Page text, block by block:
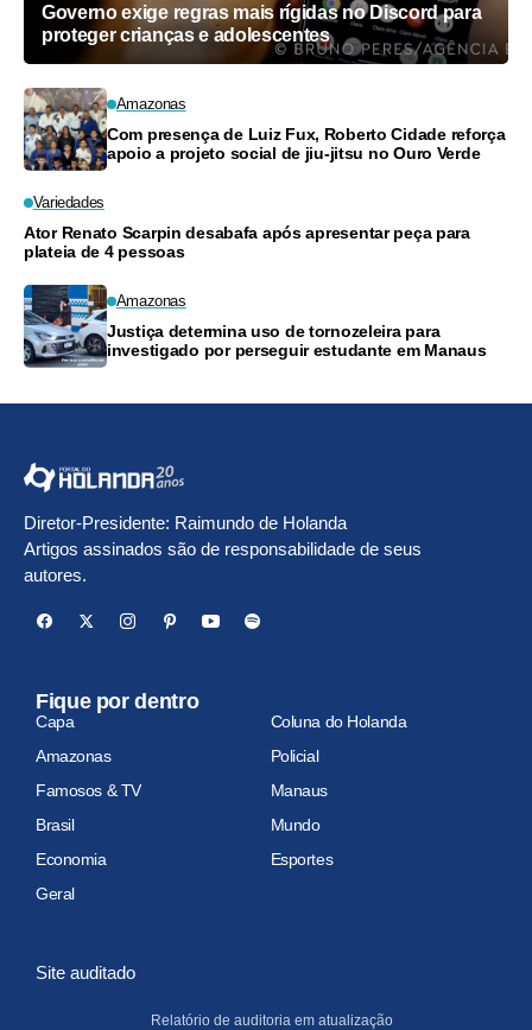
Governo exige regras mais rígidas no Discord para
proteger crianças e adolescentes
Amazonas
Com presença de Luiz Fux, Roberto Cidade reforça
apoio a projeto social de jiu-jitsu no Ouro Verde
Variedades
Ator Renato Scarpin desabafa após apresentar peça para
plateia de 4 pessoas
Amazonas
Justiça determina uso de tornozeleira para
investigado por perseguir estudante em Manaus
Diretor-Presidente: Raimundo de Holanda
Artigos assinados são de responsabilidade de seus
autores.
Fique por dentro
Capa
Coluna do Holanda
Amazonas
Policial
Famosos & TV
Manaus
Brasil
Mundo
Economia
Esportes
Geral
Site auditado
Relatório de auditoria em atualização